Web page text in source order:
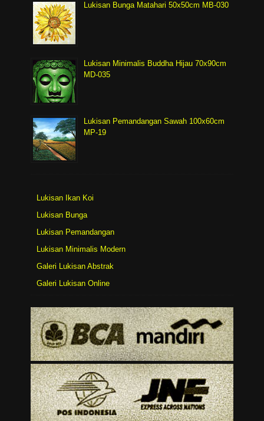
Lukisan Bunga Matahari 50x50cm MB-030
Lukisan Minimalis Buddha Hijau 70x90cm
MD-035
Lukisan Pemandangan Sawah 100x60cm
MP-19
Lukisan Ikan Koi
Lukisan Bunga
Lukisan Pemandangan
Lukisan Minimalis Modern
Galeri Lukisan Abstrak
Galeri Lukisan Online